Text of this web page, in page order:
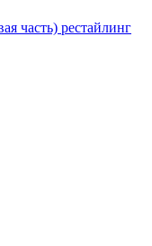
часть) рестайлинг